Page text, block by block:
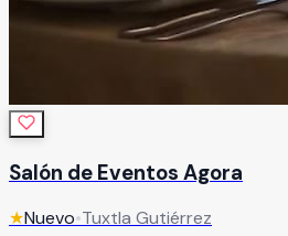
Salón de Eventos Agora
★Nuevo•Tuxtla Gutiérrez